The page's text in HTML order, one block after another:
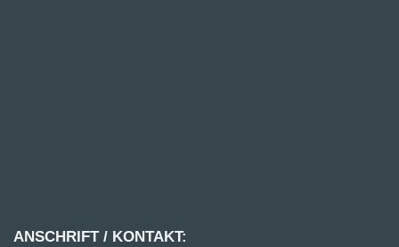
ANSCHRIFT / KONTAKT: